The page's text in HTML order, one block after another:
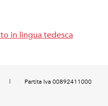
in lingua tedesca
Partita Iva 00892411000